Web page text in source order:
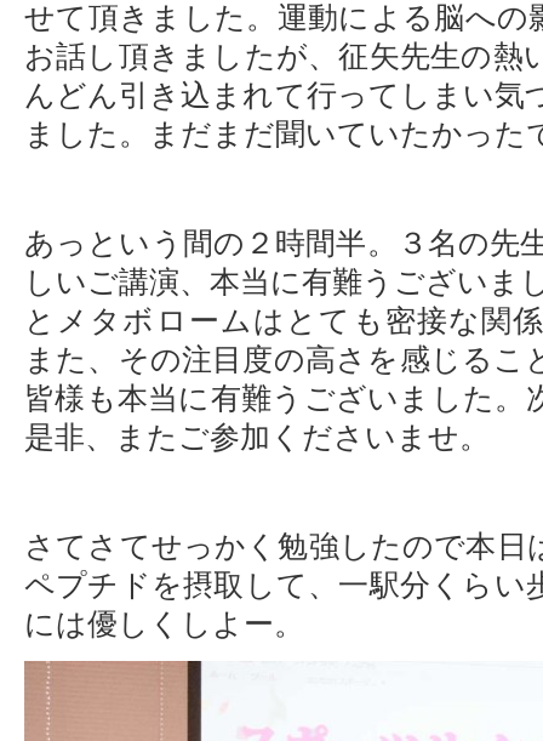
せて頂きました。運動による脳への
お話し頂きましたが、征矢先生の熱
んどん引き込まれて行ってしまい気
ました。まだまだ聞いていたかった
あっという間の２時間半。３名の先
しいご講演、本当に有難うございま
とメタボロームはとても密接な関
また、その注目度の高さを感じる
皆様も本当に有難うございました。
是非、またご参加くださいませ。
さてさてせっかく勉強したので本日
ペプチドを摂取して、一駅分くらい
には優しくしよー。